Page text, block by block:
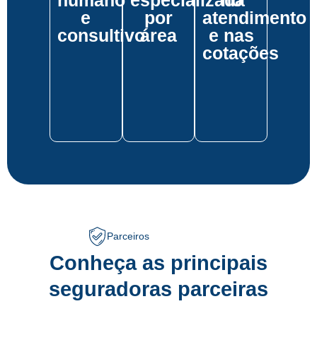
e
consultivo
por
área
atendimento
e nas
cotações
Parceiros
Conheça as principais
seguradoras parceiras